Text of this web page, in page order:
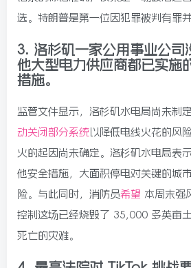
选。特朗普是第一位因犯罪被判有罪
3. 洛杉矶一家公用事业公司
他大型电力供应商都已实施
措施。
监管文件显示，洛杉矶水电局尚未制
动关闭部分系统 以降低电线火花的风
火的起因尚未确定。洛杉矶水电局表
他安全措施，大面积停电对关键的城
险。与此同时，消防员希望 本周末强
控制这场已经烧毁了 35,000 多英亩
死亡的灾难。